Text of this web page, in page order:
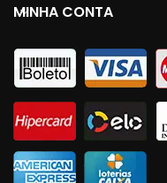
MINHA CONTA